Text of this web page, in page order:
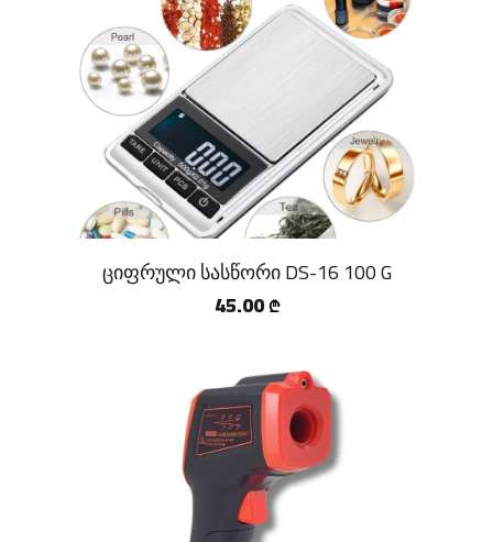
ციფრული სასწორი DS-16 100 G
45.00 ₾